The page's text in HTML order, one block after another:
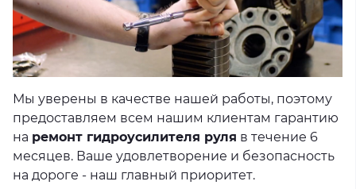
Мы уверены в качестве нашей работы, поэтому
предоставляем всем нашим клиентам гарантию
на ремонт гидроусилителя руля в течение 6
месяцев. Ваше удовлетворение и безопасность
на дороге - наш главный приоритет.